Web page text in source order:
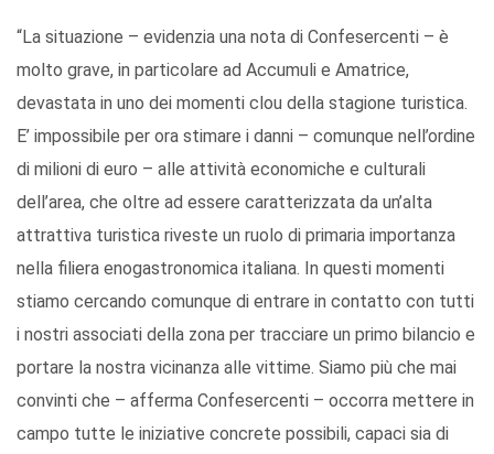
“La situazione – evidenzia una nota di Confesercenti – è
molto grave, in particolare ad Accumuli e Amatrice,
devastata in uno dei momenti clou della stagione turistica.
E’ impossibile per ora stimare i danni – comunque nell’ordine
di milioni di euro – alle attività economiche e culturali
dell’area, che oltre ad essere caratterizzata da un’alta
attrattiva turistica riveste un ruolo di primaria importanza
nella filiera enogastronomica italiana. In questi momenti
stiamo cercando comunque di entrare in contatto con tutti
i nostri associati della zona per tracciare un primo bilancio e
portare la nostra vicinanza alle vittime. Siamo più che mai
convinti che – afferma Confesercenti – occorra mettere in
campo tutte le iniziative concrete possibili, capaci sia di